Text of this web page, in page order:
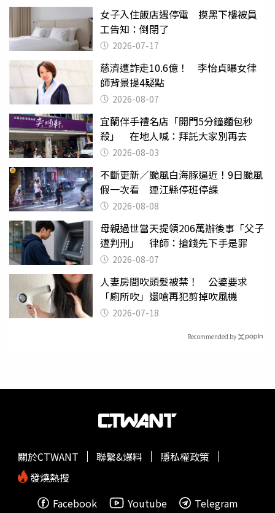
女子入住飯店遇停電 摸黑下樓被員
工告知：倒閉了
2026-07-17
慈濟遭詐走10.6億！ 李怡貞曝女律
師背景提4疑點
2026-08-07
宜蘭伴手禮名店「開門5分鐘麵包秒
殺」 在地人喊：拜託大家別再去
2026-08-03
不斷更新／颱風白海豚逼近！9日颱風
假一次看 連江縣停班停課
2026-08-08
母親過世當天提領206萬辦後事「父子
遭判刑」 律師：搶錢先下手是罪
2026-08-07
人妻房間吹頭髮被禁！ 公婆要求
「廁所吹」還嗆再犯剪掉吹風機
2026-07-18
Recommended by
關於CTWANT 聯繫&爆料
隱私權政策
發燒熱搜
Facebook
Youtube Telegram